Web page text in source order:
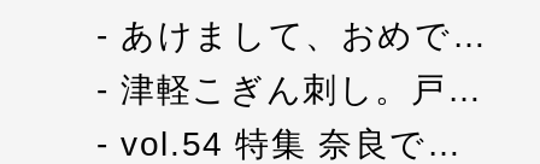
あけまして、おめで…
津軽こぎん刺し。戸…
vol.54 特集 奈良で…